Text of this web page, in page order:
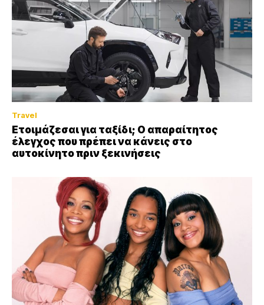
Travel
Ετοιμάζεσαι για ταξίδι; Ο απαραίτητος
έλεγχος που πρέπει να κάνεις στο
αυτοκίνητο πριν ξεκινήσεις